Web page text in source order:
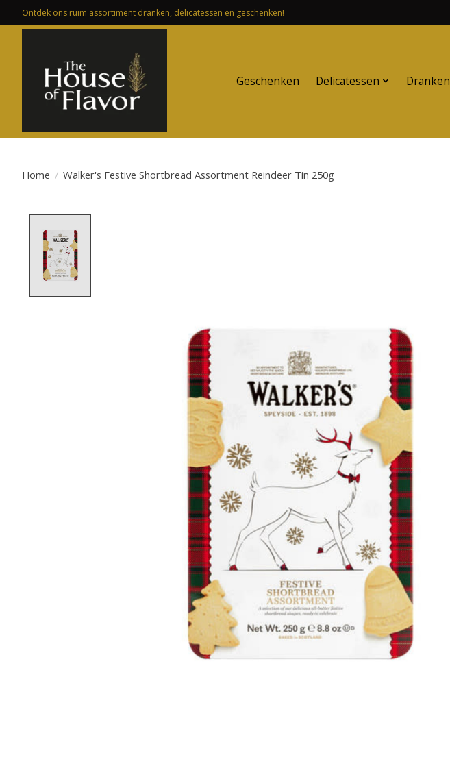
Ontdek ons ruim assortiment dranken, delicatessen en geschenken!
Geschenken Delicatessen Dranken
Home / Walker's Festive Shortbread Assortment Reindeer Tin 250g